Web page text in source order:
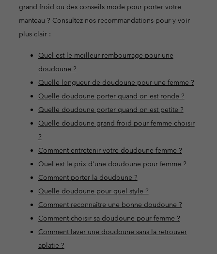
grand froid ou des conseils mode pour porter votre
manteau ? Consultez nos recommandations pour y voir
plus clair :
Quel est le meilleur rembourrage pour une
doudoune ?
Quelle longueur de doudoune pour une femme ?
Quelle doudoune porter quand on est ronde ?
Quelle doudoune porter quand on est petite ?
Quelle doudoune grand froid pour femme choisir
?
Comment entretenir votre doudoune femme ?
Quel est le prix d'une doudoune pour femme ?
Comment porter la doudoune ?
Quelle doudoune pour quel style ?
Comment reconnaître une bonne doudoune ?
Comment choisir sa doudoune pour femme ?
Comment laver une doudoune sans la retrouver
aplatie ?